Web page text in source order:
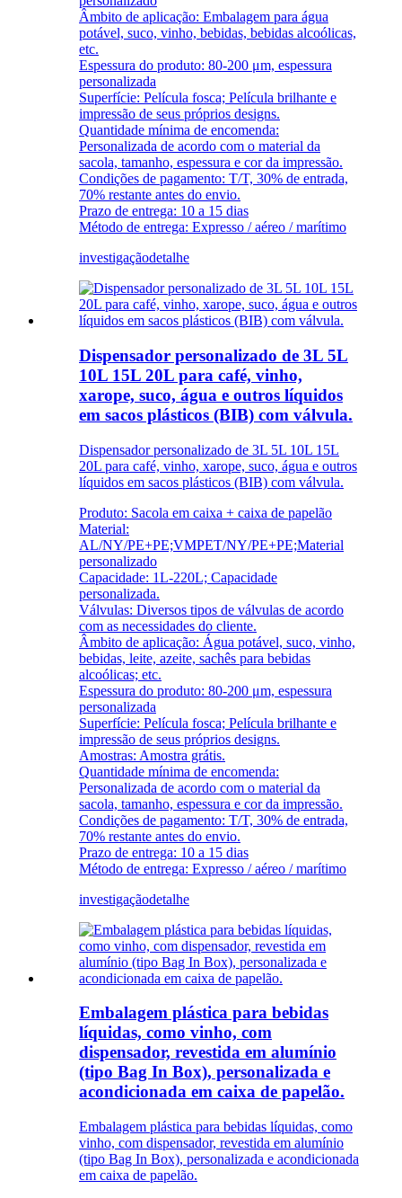
Âmbito de aplicação: Embalagem para água
potável, suco, vinho, bebidas, bebidas alcoólicas,
etc.
Espessura do produto: 80-200 μm, espessura
personalizada
Superfície: Película fosca; Película brilhante e
impressão de seus próprios designs.
Quantidade mínima de encomenda:
Personalizada de acordo com o material da
sacola, tamanho, espessura e cor da impressão.
Condições de pagamento: T/T, 30% de entrada,
70% restante antes do envio.
Prazo de entrega: 10 a 15 dias
Método de entrega: Expresso / aéreo / marítimo
investigaçãodetalhe
Dispensador personalizado de 3L 5L
10L 15L 20L para café, vinho,
xarope, suco, água e outros líquidos
em sacos plásticos (BIB) com válvula.
Dispensador personalizado de 3L 5L 10L 15L
20L para café, vinho, xarope, suco, água e outros
líquidos em sacos plásticos (BIB) com válvula.
Produto: Sacola em caixa + caixa de papelão
Material:
AL/NY/PE+PE;VMPET/NY/PE+PE;Material
personalizado
Capacidade: 1L-220L; Capacidade
personalizada.
Válvulas: Diversos tipos de válvulas de acordo
com as necessidades do cliente.
Âmbito de aplicação: Água potável, suco, vinho,
bebidas, leite, azeite, sachês para bebidas
alcoólicas; etc.
Espessura do produto: 80-200 μm, espessura
personalizada
Superfície: Película fosca; Película brilhante e
impressão de seus próprios designs.
Amostras: Amostra grátis.
Quantidade mínima de encomenda:
Personalizada de acordo com o material da
sacola, tamanho, espessura e cor da impressão.
Condições de pagamento: T/T, 30% de entrada,
70% restante antes do envio.
Prazo de entrega: 10 a 15 dias
Método de entrega: Expresso / aéreo / marítimo
investigaçãodetalhe
Embalagem plástica para bebidas
líquidas, como vinho, com
dispensador, revestida em alumínio
(tipo Bag In Box), personalizada e
acondicionada em caixa de papelão.
Embalagem plástica para bebidas líquidas, como
vinho, com dispensador, revestida em alumínio
(tipo Bag In Box), personalizada e acondicionada
em caixa de papelão.